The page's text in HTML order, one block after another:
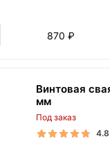
870 ₽
Винтовая
мм
Под заказ
4.8